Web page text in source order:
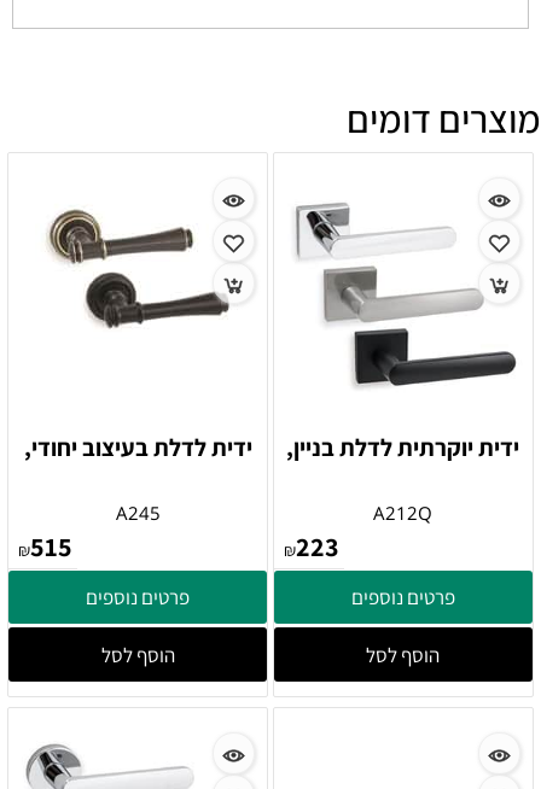
מוצרים דומים
ידית יוקרתית לדלת בניין,
A212Q
₪223
פרטים נוספים
הוסף לסל
ידית לדלת בעיצוב יחודי,
A245
₪515
פרטים נוספים
הוסף לסל